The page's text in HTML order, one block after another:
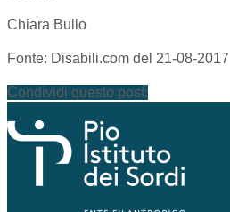
Chiara Bullo
Fonte: Disabili.com del 21-08-2017
Condividi questo post: